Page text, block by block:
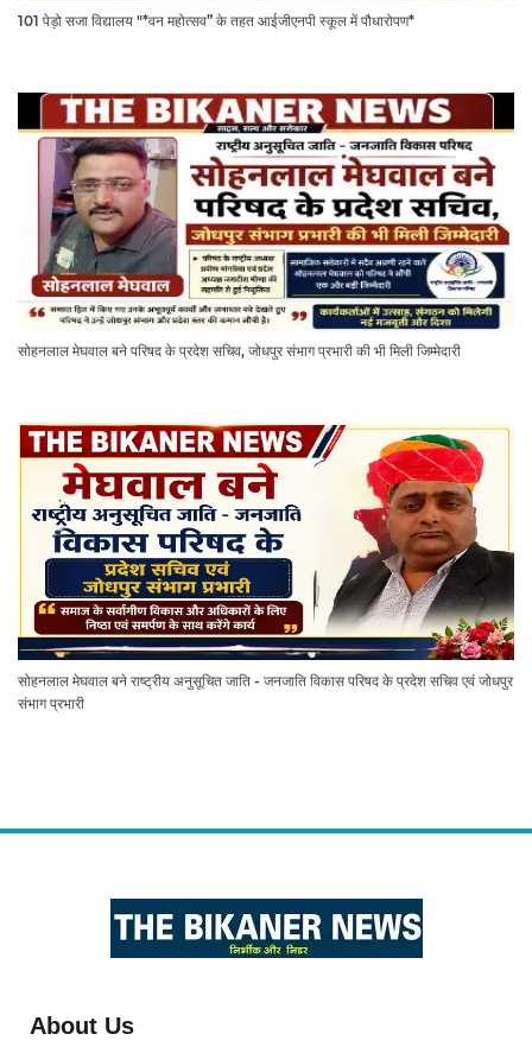
101 पेड़ो सजा विद्यालय "*वन महोत्सव” के तहत आईजीएनपी स्कूल में पौधारोपण*
सोहनलाल मेघवाल बने परिषद के प्रदेश सचिव, जोधपुर संभाग प्रभारी की भी मिली जिम्मेदारी
सोहनलाल मेघवाल बने राष्ट्रीय अनुसूचित जाति - जनजाति विकास परिषद के प्रदेश सचिव एवं जोधपुर
संभाग प्रभारी
About Us